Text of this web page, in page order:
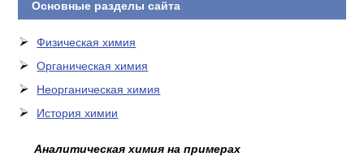
Основные разделы сайта
Физическая химия
Органическая химия
Неорганическая химия
История химии
Аналитическая химия на примерах